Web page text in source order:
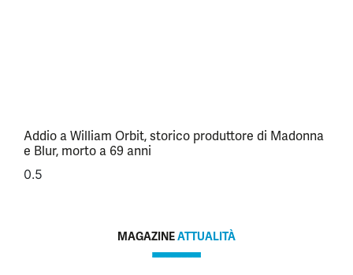
Addio a William Orbit, storico produttore di Madonna
e Blur, morto a 69 anni
MAGAZINEATTUALITÀ